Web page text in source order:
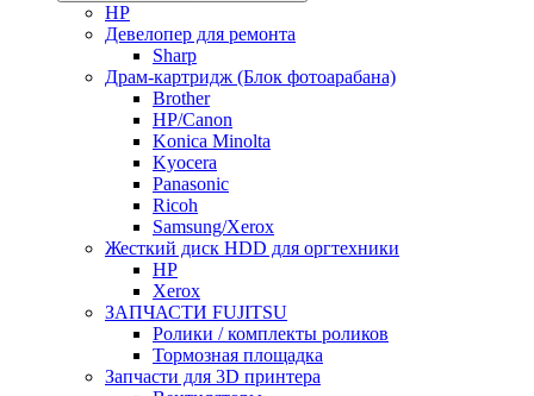
HP
Девелопер для ремонта
Sharp
Драм-картридж (Блок фотоарабана)
Brother
HP/Canon
Konica Minolta
Kyocera
Panasonic
Ricoh
Samsung/Xerox
Жесткий диск HDD для оргтехники
HP
Xerox
ЗАПЧАСТИ FUJITSU
Ролики / комплекты роликов
Тормозная площадка
Запчасти для 3D принтера